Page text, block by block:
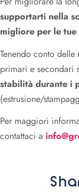
supportarti nella
migliore per le tue
Tenendo conto delle
primari e secondari
stabilità durante i
(estrusione/
Per maggiori
contattaci a